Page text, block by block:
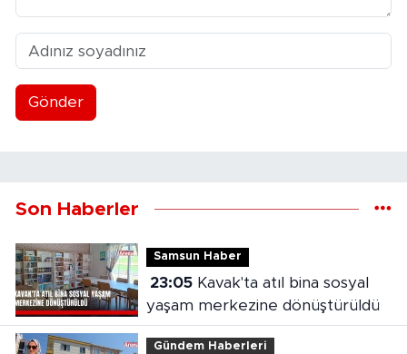
Gönder
Son Haberler
Samsun Haber
23:05Kavak'ta atıl bina sosyal
yaşam merkezine dönüştürüldü
Gündem Haberleri